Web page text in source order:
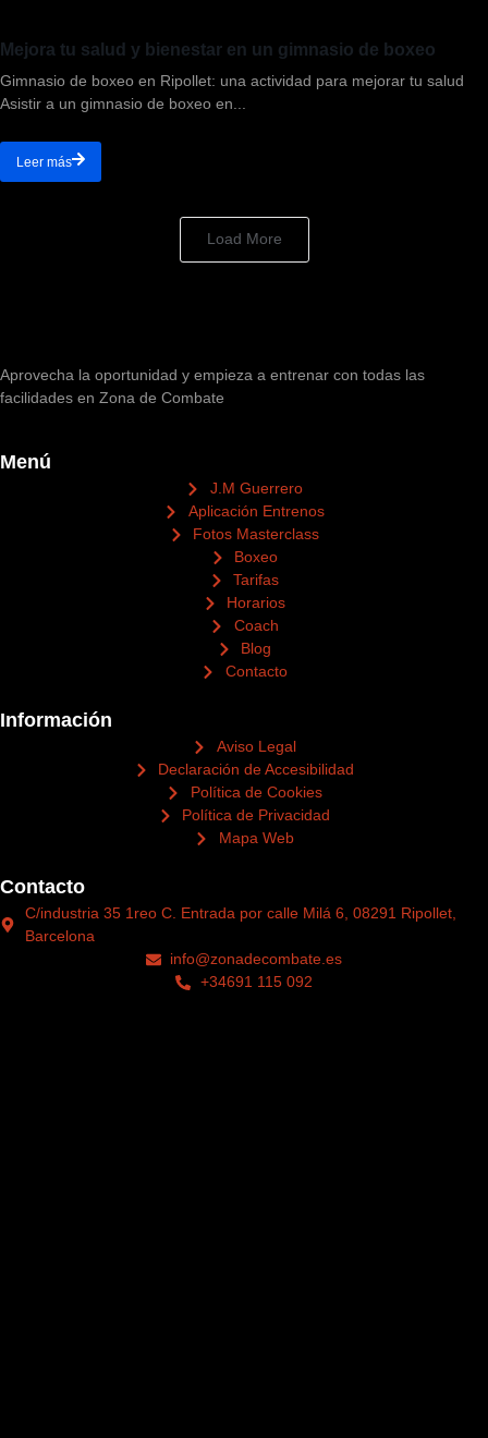
Mejora tu salud y bienestar en un gimnasio de boxeo
Gimnasio de boxeo en Ripollet: una actividad para mejorar tu salud
Asistir a un gimnasio de boxeo en...
Leer más
Load More
Aprovecha la oportunidad y empieza a entrenar con todas las
facilidades en Zona de Combate
Menú
J.M Guerrero
Aplicación Entrenos
Fotos Masterclass
Boxeo
Tarifas
Horarios
Coach
Blog
Contacto
Información
Aviso Legal
Declaración de Accesibilidad
Política de Cookies
Política de Privacidad
Mapa Web
Contacto
C/industria 35 1reo C. Entrada por calle Milá 6, 08291 Ripollet,
Barcelona
info@zonadecombate.es
+34691 115 092